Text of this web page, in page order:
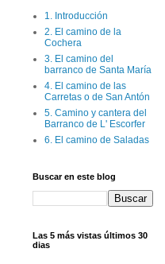
1. Introducción
2. El camino de la
Cochera
3. El camino del
barranco de Santa María
4. El camino de las
Carretas o de San Antón
5. Camino y cantera del
Barranco de L' Escorfer
6. El camino de Saladas
Buscar en este blog
Las 5 más vistas últimos 30
dias